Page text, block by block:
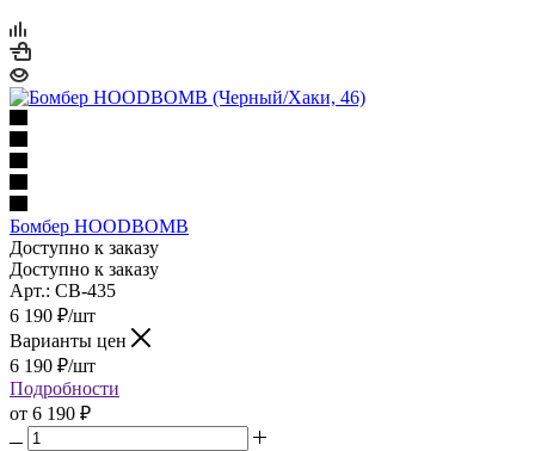
Бомбер HOODBOMB
Доступно к заказу
Доступно к заказу
Арт.: CB-435
6 190 ₽/шт
Варианты цен
6 190 ₽/шт
Подробности
от 6 190 ₽